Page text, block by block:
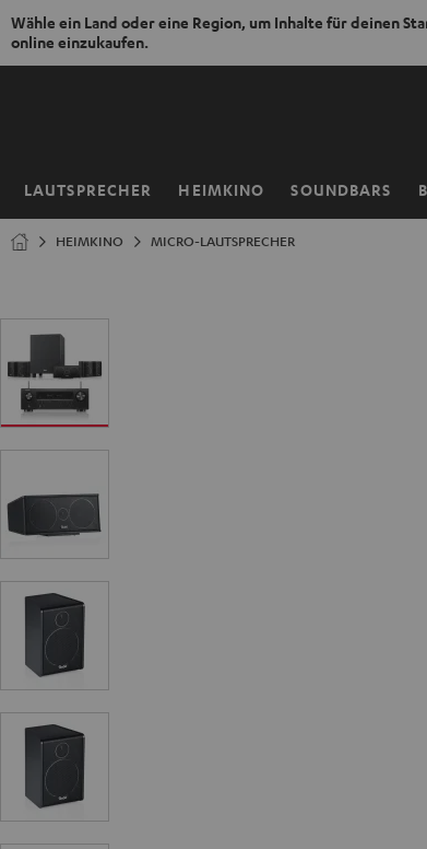
Wähle ein Land oder eine Region, um Inhalte für deinen
online einzukaufen.
ZUM
LAUTSPRECHER HEIMKINO SOUNDBARS
Startseite
HEIMKINO MICRO-LAUTSPRECHER